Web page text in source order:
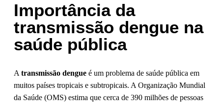
Importância da
transmissão dengue na
saúde pública
A transmissão dengue é um problema de saúde pública em
muitos países tropicais e subtropicais. A Organização Mundial
da Saúde (OMS) estima que cerca de 390 milhões de pessoas